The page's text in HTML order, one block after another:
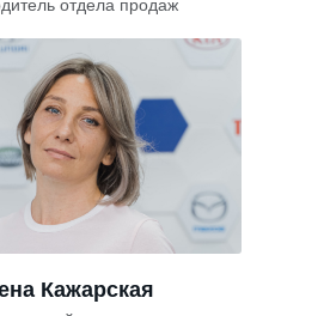
отдела продаж
Кажарская